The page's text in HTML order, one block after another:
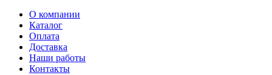
О компании
Каталог
Оплата
Доставка
Наши работы
Контакты